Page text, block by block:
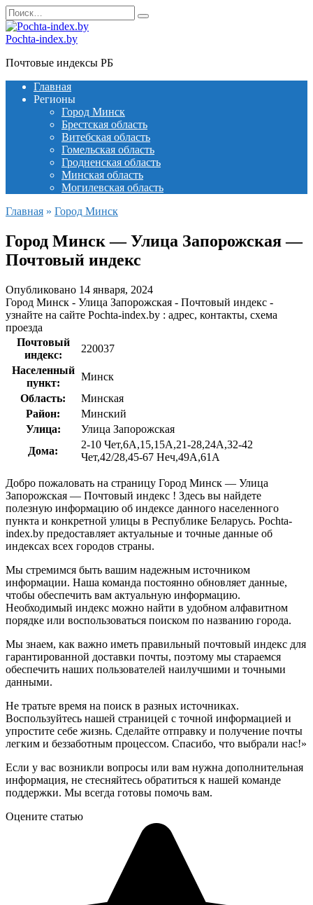
Перейти
к
содержанию
Search
for:
Pochta-index.by
Почтовые индексы РБ
Главная
Регионы
Город Минск
Брестская область
Витебская область
Гомельская область
Гродненская область
Минская область
Могилевская область
Главная » Город Минск
Город Минск — Улица Запорожская —
Почтовый индекс
Опубликовано 14 января, 2024
Город Минск - Улица Запорожская - Почтовый индекс -
узнайте на сайте Pochta-index.by : адрес, контакты, схема
проезда
Почтовый
индекс:
220037
Населенный
пункт:
Минск
Область:
Минская
Район:
Минский
Улица:
Улица Запорожская
Дома:
2-10 Чет,6А,15,15А,21-28,24А,32-42
Чет,42/28,45-67 Неч,49А,61А
Добро пожаловать на страницу Город Минск — Улица
Запорожская — Почтовый индекс ! Здесь вы найдете
полезную информацию об индексе данного населенного
пункта и конкретной улицы в Республике Беларусь. Pochta-
index.by предоставляет актуальные и точные данные об
индексах всех городов страны.
Мы стремимся быть вашим надежным источником
информации. Наша команда постоянно обновляет данные,
чтобы обеспечить вам актуальную информацию.
Необходимый индекс можно найти в удобном алфавитном
порядке или воспользоваться поиском по названию города.
Мы знаем, как важно иметь правильный почтовый индекс для
гарантированной доставки почты, поэтому мы стараемся
обеспечить наших пользователей наилучшими и точными
данными.
Не тратьте время на поиск в разных источниках.
Воспользуйтесь нашей страницей с точной информацией и
упростите себе жизнь. Сделайте отправку и получение почты
легким и беззаботным процессом. Спасибо, что выбрали нас!»
Если у вас возникли вопросы или вам нужна дополнительная
информация, не стесняйтесь обратиться к нашей команде
поддержки. Мы всегда готовы помочь вам.
Оцените статью